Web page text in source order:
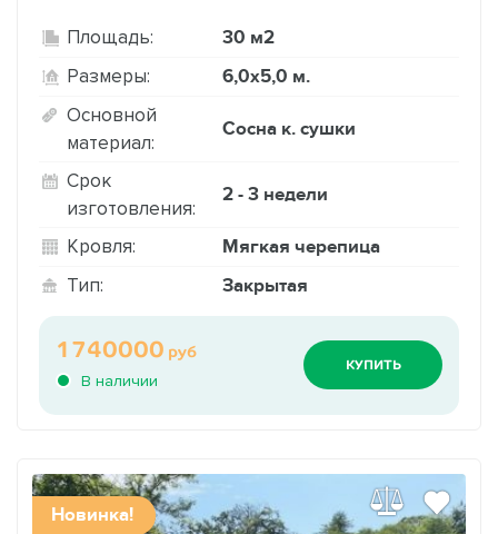
Площадь: 30 м2
Размеры: 6,0х5,0 м.
Основной
материал:
Сосна к. сушки
Срок
изготовления:
2 - 3 недели
Кровля: Мягкая черепица
Тип: Закрытая
В наличии
1740000 руб
КУПИТЬ
Новинка!